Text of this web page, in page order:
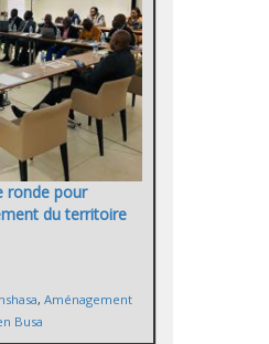
ronde pour
du territoire
, Aménagement
Busa